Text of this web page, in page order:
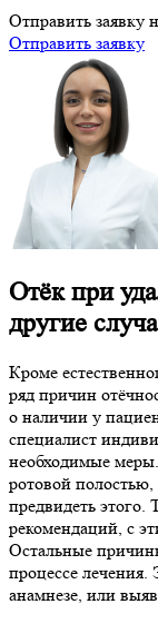
Отправить заявку
Отправить заявку
Отёк при
другие
Кроме
ряд причин
о наличии у
специалист
необходимые меры.
ротовой
предвидеть этого.
рекомендаций, с
Остальные
процессе лечения.
анамнезе, или